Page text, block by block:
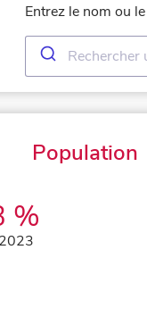
Entrez le nom ou
Population
%